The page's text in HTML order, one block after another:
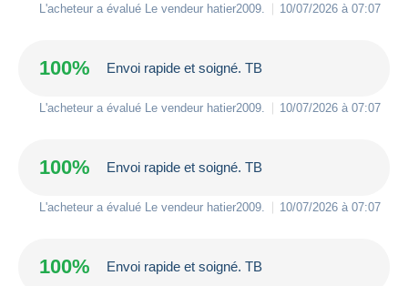
L'acheteur a évalué Le vendeur hatier2009 10/07/2026 à 07:07
100% Envoi rapide et soigné. TB
L'acheteur a évalué Le vendeur hatier2009 10/07/2026 à 07:07
100% Envoi rapide et soigné. TB
L'acheteur a évalué Le vendeur hatier2009 10/07/2026 à 07:07
100% Envoi rapide et soigné. TB